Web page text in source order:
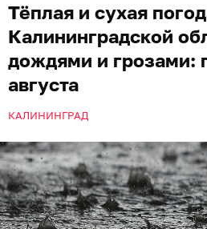
Тёплая и сухая
Калининградской
дождями и грозами:
августа
КАЛИНИНГРАД